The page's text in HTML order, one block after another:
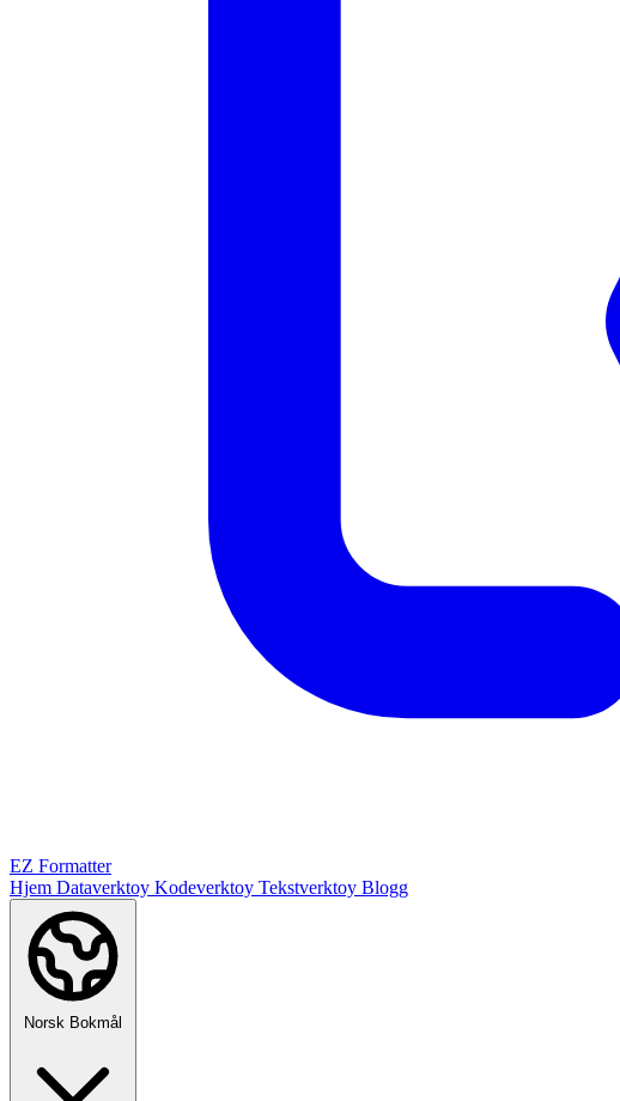
EZ Formatter
Hjem Dataverktoy Kodeverktoy Tekstverktoy Blogg
Norsk Bokmål